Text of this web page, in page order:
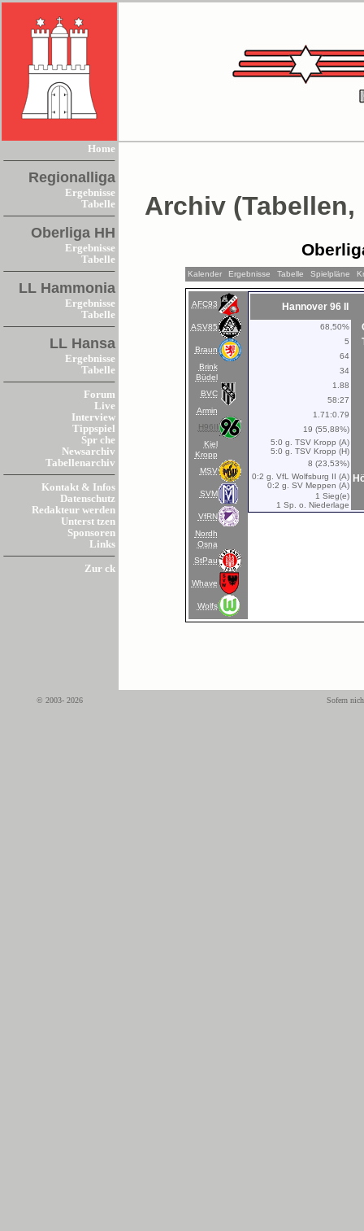
Home
Regionalliga
Ergebnisse
Tabelle
Oberliga HH
Ergebnisse
Tabelle
LL Hammonia
Ergebnisse
Tabelle
LL Hansa
Ergebnisse
Tabelle
Forum
Live
Interview
Tippspiel
Spr che
Newsarchiv
Tabellenarchiv
Kontakt & Infos
Datenschutz
Redakteur werden
Unterst tzen
Sponsoren
Links
Zur ck
Archiv
Kalender Ergebnisse Tabelle Spielpläne
AFC93
ASV85
Braun
Brink
Büdel
BVC
Armin
H96II
Kiel
Kropp
MSV
SVM
VfRN
Nordh
Osna
StPau
Whave
Wolfs
Hannover 96 II
68,50%
5
64
34
1.88
58:27
1.71:0.79
19 (55,88%)
5:0 g. TSV Kropp (A)
5:0 g. TSV Kropp (H)
8 (23,53%)
0:2 g. VfL Wolfsburg II (A)
0:2 g. SV Meppen (A)
1 Sieg(e)
1 Sp. o. Niederlage
© 2003- 2026 Sofern